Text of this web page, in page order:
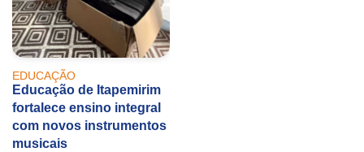
EDUCAÇÃO
Educação de Itapemirim
fortalece ensino integral
com novos instrumentos
musicais